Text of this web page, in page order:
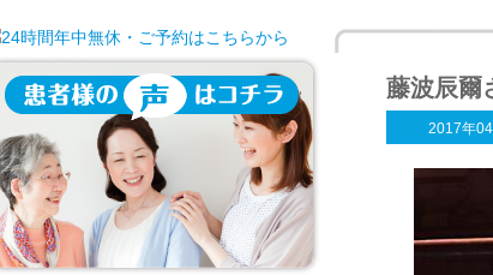
藤波辰爾
2017年